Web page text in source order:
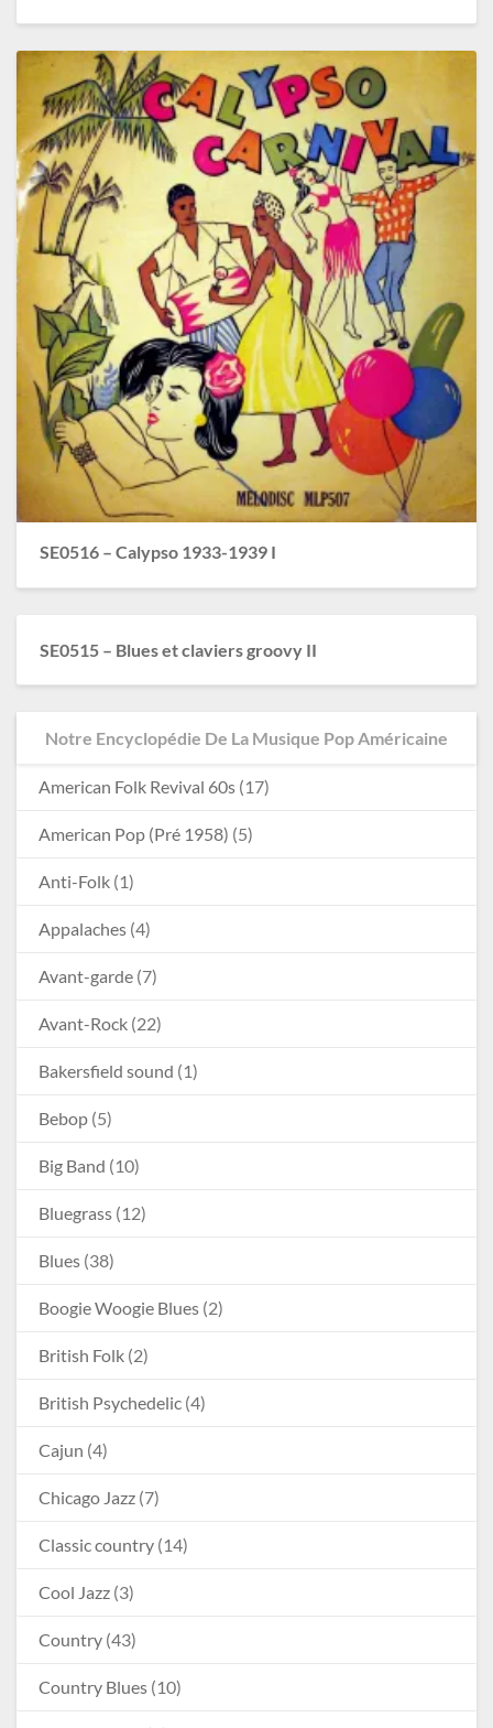
SE0516 – Calypso 1933-1939 I
SE0515 – Blues et claviers groovy II
Notre Encyclopédie De La Musique Pop Américaine
American Folk Revival 60s (17)
American Pop (Pré 1958) (5)
Anti-Folk (1)
Appalaches (4)
Avant-garde (7)
Avant-Rock (22)
Bakersfield sound (1)
Bebop (5)
Big Band (10)
Bluegrass (12)
Blues (38)
Boogie Woogie Blues (2)
British Folk (2)
British Psychedelic (4)
Cajun (4)
Chicago Jazz (7)
Classic country (14)
Cool Jazz (3)
Country (43)
Country Blues (10)